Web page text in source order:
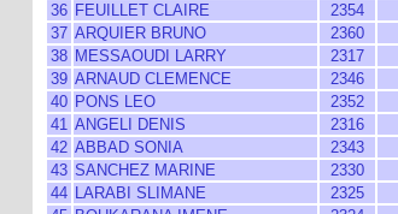
36 FEUILLET CLAIRE 2354
37 ARQUIER BRUNO 2360
38 MESSAOUDI LARRY 2317
39 ARNAUD CLEMENCE 2346
40 PONS LEO 2352
41 ANGELI DENIS 2316
42 ABBAD SONIA 2343
43 SANCHEZ MARINE 2330
44 LARABI SLIMANE 2325